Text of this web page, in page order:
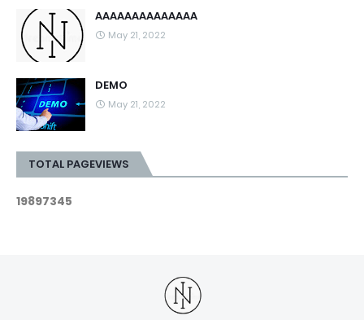
AAAAAAAAAAAAAA
May 21, 2022
DEMO
May 21, 2022
TOTAL PAGEVIEWS
19897345